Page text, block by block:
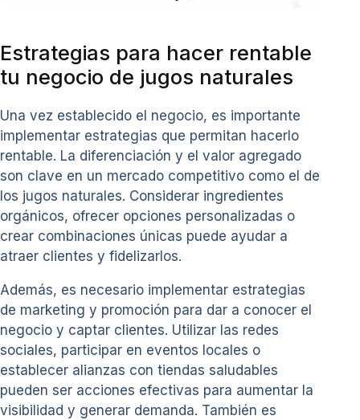
Estrategias para hacer rentable
tu negocio de jugos naturales
Una vez establecido el negocio, es importante
implementar estrategias que permitan hacerlo
rentable. La diferenciación y el valor agregado
son clave en un mercado competitivo como el de
los jugos naturales. Considerar ingredientes
orgánicos, ofrecer opciones personalizadas o
crear combinaciones únicas puede ayudar a
atraer clientes y fidelizarlos.
Además, es necesario implementar estrategias
de marketing y promoción para dar a conocer el
negocio y captar clientes. Utilizar las redes
sociales, participar en eventos locales o
establecer alianzas con tiendas saludables
pueden ser acciones efectivas para aumentar la
visibilidad y generar demanda. También es